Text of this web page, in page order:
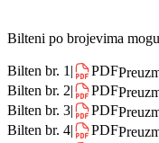
B I L T E N
Bilteni po brojevima
Bilten br. 1| PDF
Bilten br. 2| PDF